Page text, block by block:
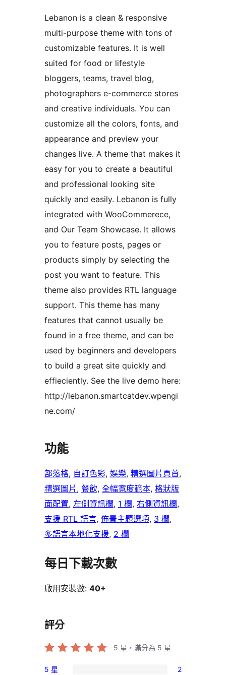
Lebanon is a clean & responsive
multi-purpose theme with tons of
customizable features. It is well
suited for food or lifestyle
bloggers, teams, travel blog,
photographers e-commerce stores
and creative individuals. You can
customize all the colors, fonts, and
appearance and preview your
changes live. A theme that makes it
easy for you to create a beautiful
and professional looking site
quickly and easily. Lebanon is fully
integrated with WooCommerece,
and Our Team Showcase. It allows
you to feature posts, pages or
products simply by selecting the
post you want to feature. This
theme also provides RTL language
support. This theme has many
features that cannot usually be
found in a free theme, and can be
used by beginners and developers
to build a great site quickly and
effieciently. See the live demo here:
http://lebanon.smartcatdev.wpengi
ne.com/
功能
部落格, 自訂色彩, 娛樂, 精選圖片頁首
精選圖片 , 餐飲, 全幅寬度範本, 格狀版
面配置, 左側資訊欄, 1 欄, 右側資訊欄
支援 RTL 語言, 佈景主題選項, 3 欄
多語言本地化支援, 2 欄
每日下載次數
啟用安裝數: 40+
評分
5 星，滿分為 5 星
5 星 2